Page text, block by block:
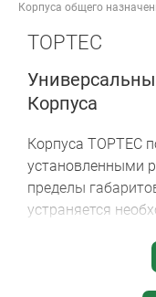
Корпуса общего
TOPTEC
Корпуса
Корпуса TOPTEC
установленными
пределы
устраняется
современный
применений